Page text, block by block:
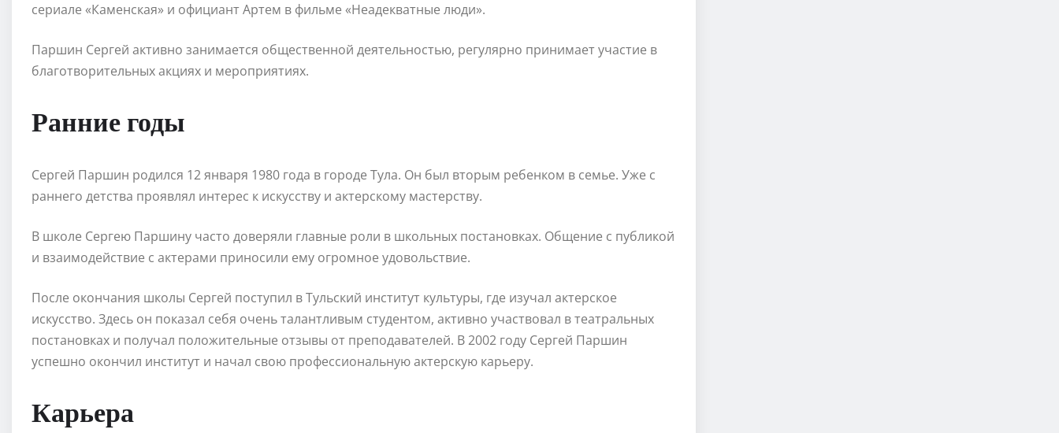
сериале «Каменская» и официант Артем в фильме «Неадекватные люди».
Паршин Сергей активно занимается общественной деятельностью, регулярно принимает участие в
благотворительных акциях и мероприятиях.
Ранние годы
Сергей Паршин родился 12 января 1980 года в городе Тула. Он был вторым ребенком в семье. Уже с
раннего детства проявлял интерес к искусству и актерскому мастерству.
В школе Сергею Паршину часто доверяли главные роли в школьных постановках. Общение с публикой
и взаимодействие с актерами приносили ему огромное удовольствие.
После окончания школы Сергей поступил в Тульский институт культуры, где изучал актерское
искусство. Здесь он показал себя очень талантливым студентом, активно участвовал в театральных
постановках и получал положительные отзывы от преподавателей. В 2002 году Сергей Паршин
успешно окончил институт и начал свою профессиональную актерскую карьеру.
Карьера